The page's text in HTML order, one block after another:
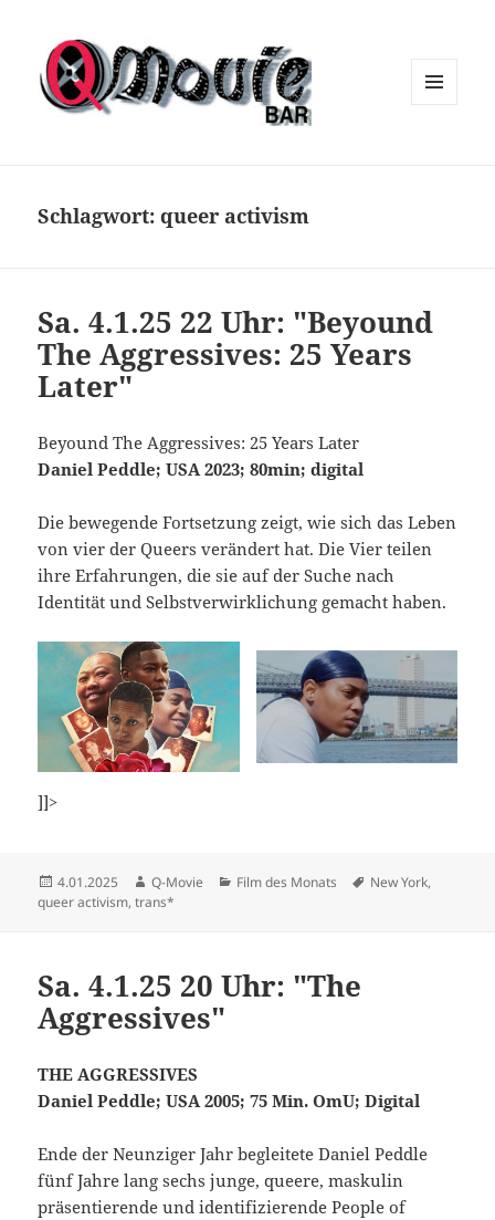
Schlagwort:queer activism
Sa. 4.1.25 22 Uhr: "Beyound
The Aggressives: 25 Years
Later"
Beyound The Aggressives: 25 Years Later
Daniel Peddle; USA 2023; 80min; digital
Die bewegende Fortsetzung zeigt, wie sich das Leben
von vier der Queers verändert hat. Die Vier teilen
ihre Erfahrungen, die sie auf der Suche nach
Identität und Selbstverwirklichung gemacht haben.
]]>
Veröffentlicht
am
4.01.2025 Autor
Q-Movie Kategorien
Film des Monats Schlagwörter
New York,
queer activism,trans*
Sa. 4.1.25 20 Uhr: "The
Aggressives"
THE AGGRESSIVES
Daniel Peddle; USA 2005; 75 Min. OmU; Digital
Ende der Neunziger Jahr begleitete Daniel Peddle
fünf Jahre lang sechs junge, queere, maskulin
präsentierende und identifizierende People of